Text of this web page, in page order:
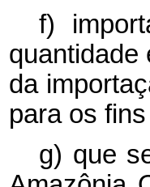
f)
quantidade
da
para os
g) que